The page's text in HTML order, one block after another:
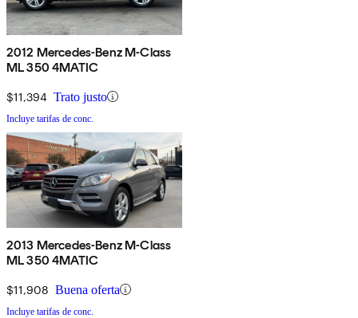
2012 Mercedes-Benz M-Class
ML 350 4MATIC
$11,394 Trato justo
Incluye tarifas de conc.
2013 Mercedes-Benz M-Class
ML 350 4MATIC
$11,908 Buena oferta
Incluye tarifas de conc.